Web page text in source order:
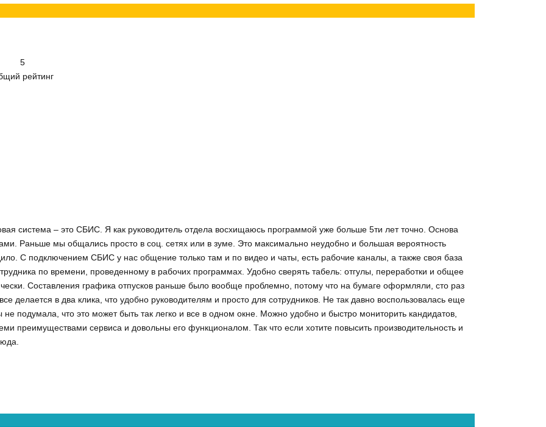
5
рейтинг
система – это СБИС. Я как руководитель отдела восхищаюсь программой уже больше 5ти лет точно. Основа
Раньше мы общались просто в соц. сетях или в зуме. Это максимально неудобно и большая вероятность
С подключением СБИС у нас общение только там и по видео и чаты, есть рабочие каналы, а также своя база
по времени, проведенному в рабочих программах. Удобно сверять табель: отгулы, переработки и общее
Составления графика отпусков раньше было вообще проблемно, потому что на бумаге оформляли, сто раз
делается в два клика, что удобно руководителям и просто для сотрудников. Не так давно воспользовалась еще
подумала, что это может быть так легко и все в одном окне. Можно удобно и быстро мониторить кандидатов,
преимуществами сервиса и довольны его функционалом. Так что если хотите повысить производительность и